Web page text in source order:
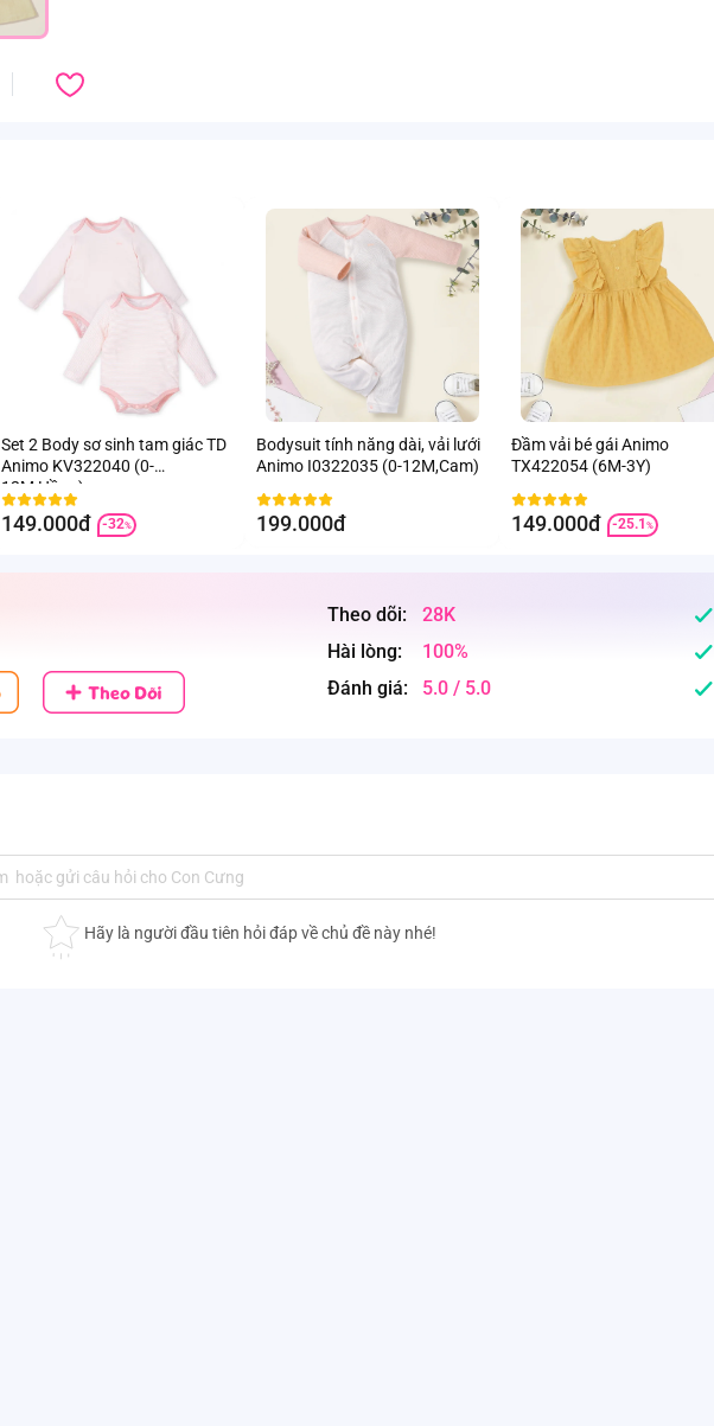
Set 2 Body sơ sinh tam giác TD
Animo KV322040 (0-
12M,Hồng)
149.000đ -32%
Bodysuit tính năng dài, vải lưới
Animo I0322035 (0-12M,Cam)
199.000đ
Đầm vải bé gái Animo
TX422054 (6M-3Y)
149.000đ -25.1 %
Theo dõi:
28K
Hài lòng:
100%
Đánh giá:
5.0 / 5.0
Hãy là người đầu tiên hỏi đáp về chủ đề này nhé!